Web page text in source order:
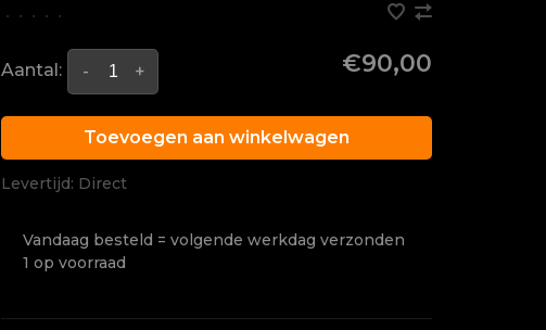
• • • • •
Aantal: +
- €90,00
Toevoegen aan winkelwagen
Levertijd: Direct
Vandaag besteld = volgende werkdag verzonden
1 op voorraad